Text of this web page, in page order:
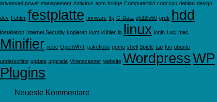
advanced power management Antivirus apm bridge Computerbild cool cpu debian design
dev Fehler festplatte firmware ftp G-Data gh22ls50 grub hdd
installation Internet Security kopieren kvm kühler lg linux login Luci mac
Minifier neue OpenWRT paketloss qemu shell Spiele tap tun ubuntu
undervolting update upgrade Virenscanner website WordpressWP
Plugins
Neueste Kommentare